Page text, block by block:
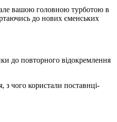
але вашою головною турботою в
до нових єменських
до повторного відокремлення
чого користали поставнці-